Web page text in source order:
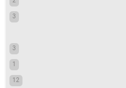
3
3
1
12